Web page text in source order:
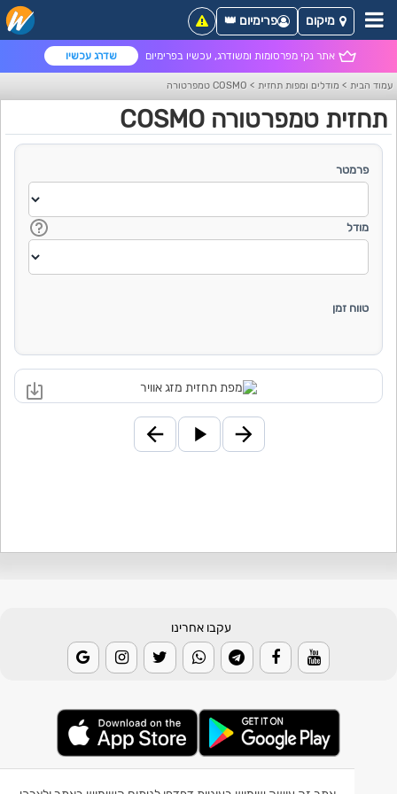
אתר נקי מפרסומות ומשודרג, עכשיו בפרימיום שדרג עכשיו
מיקום פרימיום 👑
עמוד הבית > מודלים ומפות תחזית > COSMO טמפרטורה
תחזית טמפרטורה COSMO
פרמטר
מודל
טווח זמן
עקבו אחרינו